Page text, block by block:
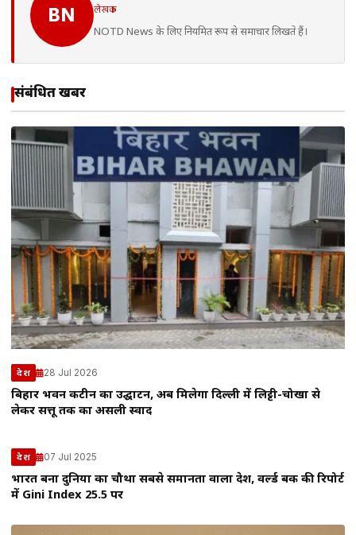
BN लेखक
NOTD News के लिए नियमित रूप से समाचार लिखते हैं।
संबंधित खबरें
देश 28 Jul 2026
बिहार भवन कैंटीन का उद्घाटन, अब मिलेगा दिल्ली में लिट्टी-चोखा से
लेकर सत्तू तक का असली स्वाद
देश 07 Jul 2025
भारत बना दुनिया का चौथा सबसे समानता वाला देश, वर्ल्ड बैंक की रिपोर्ट
में Gini Index 25.5 पर